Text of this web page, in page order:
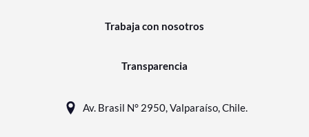
Trabaja con nosotros
Transparencia
Av. Brasil N° 2950, Valparaíso, Chile.